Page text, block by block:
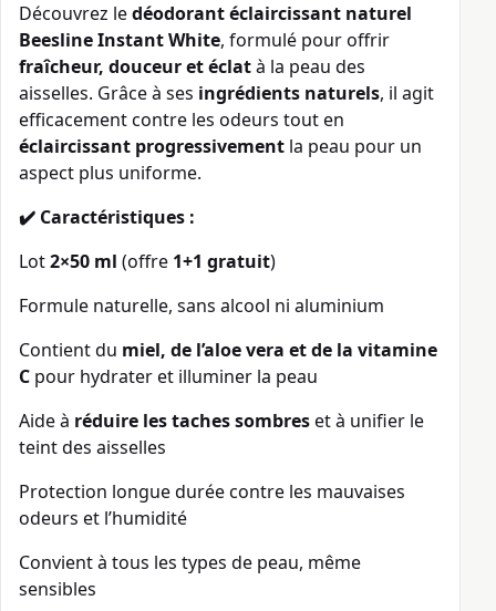
Découvrez ledéodorant éclaircissant naturel
Beesline Instant White, formulé pour offrir
fraîcheur, douceur et éclatà la peau des
aisselles. Grâce à ses ingrédients naturels, il agit
efficacement contre les odeurs tout en
éclaircissant progressivement la peau pour un
aspect plus uniforme.
✔️ Caractéristiques :
Lot2×50 ml (offre 1+1 gratuit)
Formule naturelle, sans alcool ni aluminium
Contient du miel, de l’aloe vera et de la vitamine
C pour hydrater et illuminer la peau
Aide à réduire les taches sombreset à unifier le
teint des aisselles
Protection longue durée contre les mauvaises
odeurs et l’humidité
Convient à tous les types de peau, même
sensibles